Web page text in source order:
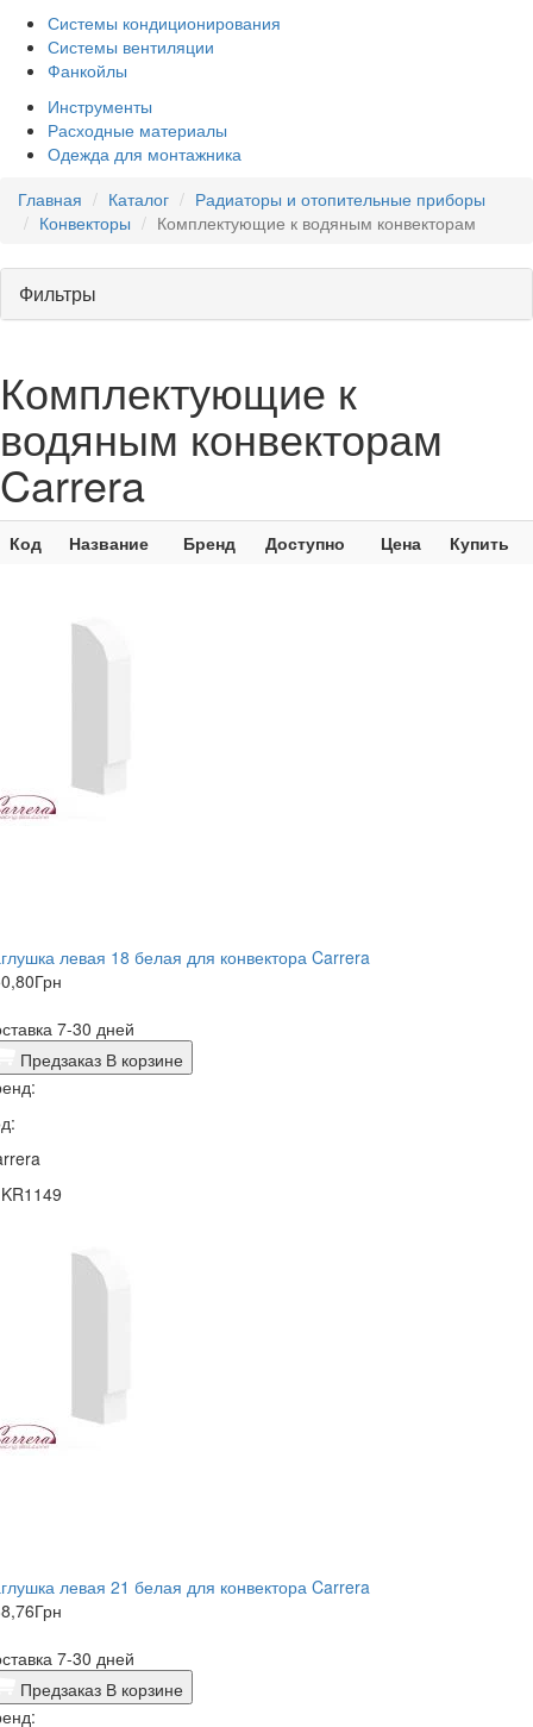
Системы кондиционирования
Системы вентиляции
Фанкойлы
Инструменты
Расходные материалы
Одежда для монтажника
Главная
Каталог
Радиаторы и отопительные приборы
Конвекторы
Комплектующие к водяным конвекторам
Фильтры
Комплектующие к
водяным конвекторам
Carrera
Код Название Бренд Доступно Цена Купить
левая 18 белая для конвектора Carrera
Грн
7-30 дней
Предзаказ В корзине
левая 21 белая для конвектора Carrera
Грн
7-30 дней
Предзаказ В корзине